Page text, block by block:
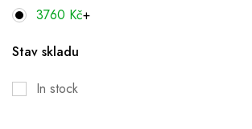
3760 Kč+
Stav skladu
In stock